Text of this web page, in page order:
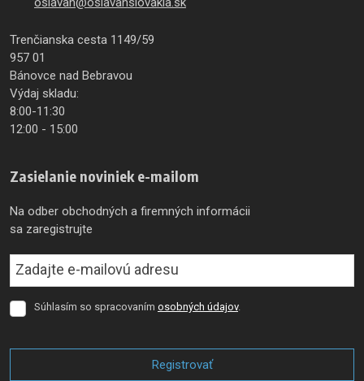
Trenčianska cesta 1149/59
957 01
Bánovce nad Bebravou
Výdaj skladu:
8:00-11:30
12:00 - 15:00
Zasielanie noviniek e-mailom
Na odber obchodných a firemných informácii
sa zaregistrujte
Súhlasím
osobných
Súhlasím so spracovaním osobných údajov.
Registrovať